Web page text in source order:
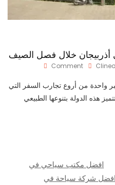
خلال فصل الصيف
Comment
روعة
السياحة
في
واحدة من أروع تجارب السفر التي
هذه الدولة بتنوعها الطبيعي
افضل مكتب سياحي في
افضل شركة سياحة في